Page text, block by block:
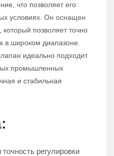
что позволяет его
условиях. Он оснащен
позволяет точно
в широком диапазоне.
идеально подходит
промышленных
и стабильная
регулировки